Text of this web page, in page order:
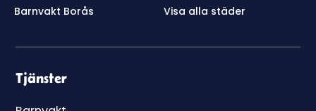
Barnvakt Borås
Visa alla städer
Tjänster